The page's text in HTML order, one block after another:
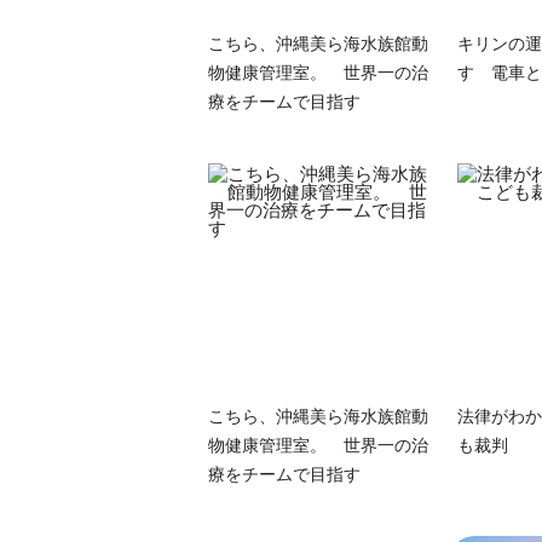
こちら、沖縄美ら海水族館動
物健康管理室。 世界一の治
療をチームで目指す
キリンの
す 電車と
こちら、沖縄美ら海水族館動
物健康管理室。 世界一の治
療をチームで目指す
法律がわ
も裁判